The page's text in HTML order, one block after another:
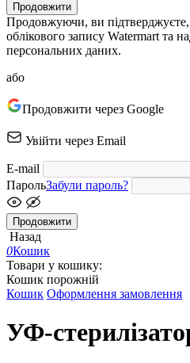
Продовжити
Продовжуючи, ви підтверджуєте,
облікового запису Watermart та
персональних даних.
або
Продовжити через Google
Увійти через Email
E-mail
ПарольЗабули пароль?
Продовжити
Назад
0Кошик
Товари у кошику:
Кошик порожній
Кошик Оформлення замовлення
УФ-